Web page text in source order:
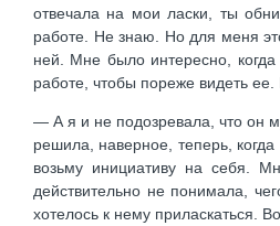
отвечала на мои ласки, ты
работе. Не знаю. Но для меня
ней. Мне было интересно,
работе, чтобы пореже видеть
— А я и не подозревала, что он
решила, наверное, теперь,
возьму инициативу на себя.
действительно не понимала,
хотелось к нему приласкаться.